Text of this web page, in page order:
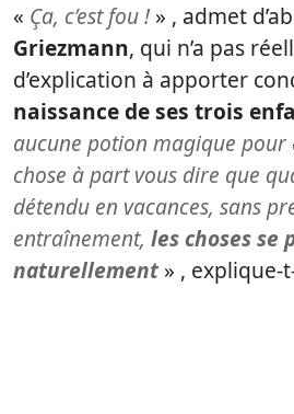
« Ça, c’est fou !» , admet
Griezmann, qui n’a pas
d’explication à apporter
naissance de ses trois
aucune potion magique pour
chose à part vous dire que
détendu en vacances, sans
entraînement, les choses se
naturellement » , explique-